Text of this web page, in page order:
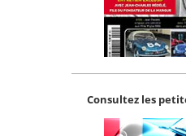
Consultez les